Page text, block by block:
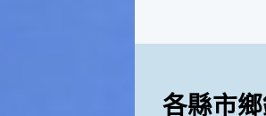
各縣市